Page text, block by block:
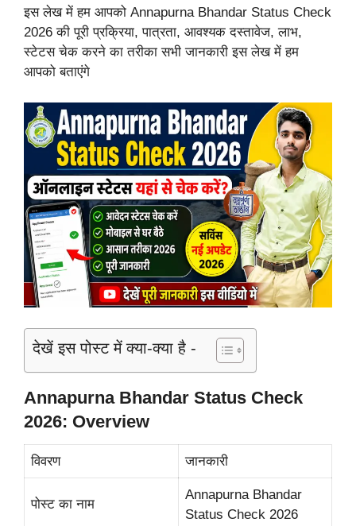
इस लेख में हम आपको Annapurna Bhandar Status Check
2026 की पूरी प्रक्रिया, पात्रता, आवश्यक दस्तावेज, लाभ,
स्टेटस चेक करने का तरीका सभी जानकारी इस लेख में हम
आपको बताएंगे
देखें इस पोस्ट में क्या-क्या है -
Annapurna Bhandar Status Check
2026: Overview
विवरण जानकारी
पोस्ट का नाम
Annapurna Bhandar
Status Check 2026